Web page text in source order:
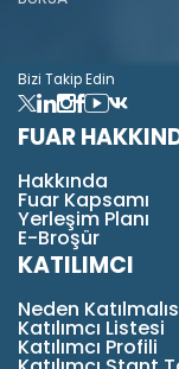
Bizi Takip Edin
FUAR
Hakkında
Fuar Kapsamı
Yerleşim Planı
E-Broşür
KATILIMCI
Neden
Katılımcı Listesi
Katılımcı Profili